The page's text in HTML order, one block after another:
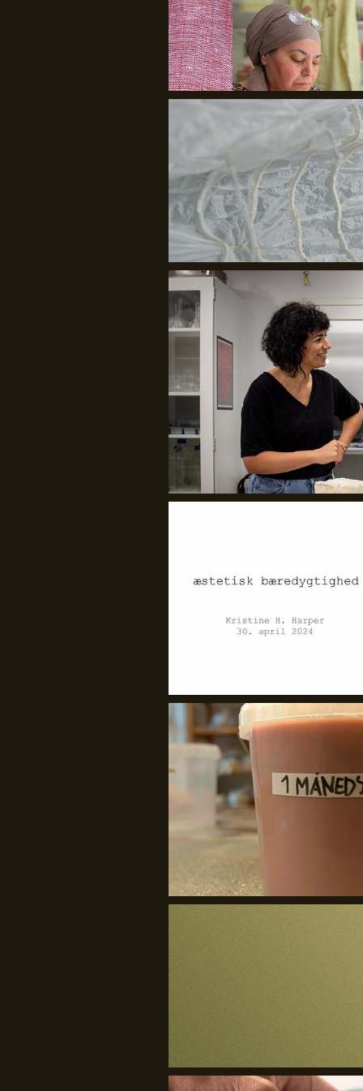
Det Kongelige Akademi
Craft.Partners